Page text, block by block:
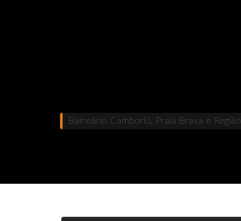
Balneário Camboriú, Praia Brava e Região